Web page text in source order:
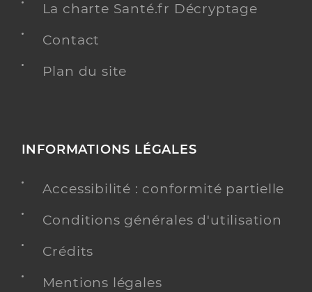
La charte Santé.fr Décryptage
Contact
Plan du site
INFORMATIONS LÉGALES
Accessibilité : conformité partielle
Conditions générales d'utilisation
Crédits
Mentions légales